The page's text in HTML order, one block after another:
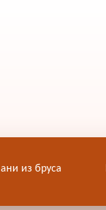
из бруса